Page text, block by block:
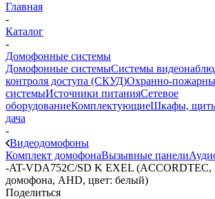
Главная
-
Каталог
-
Домофонные системы
Домофонные системыСистемы
контроля доступа (СКУД)Охранно-
системыИсточники питанияСетевое
оборудованиеКомплектующиеШкафы,
дача
-
Видеодомофоны
Комплект домофонаВызывные панели
-AT-VDA752C/SD K EXEL
домофона, AHD, цвет: белый)
Поделиться